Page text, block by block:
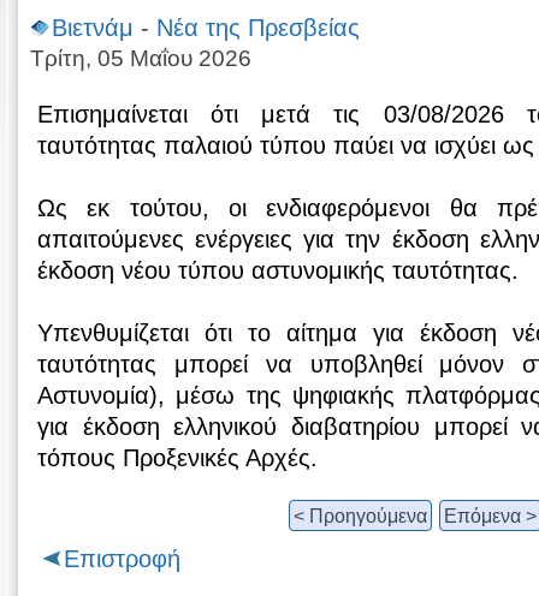
Βιετνάμ - Νέα της Πρεσβείας
Τρίτη, 05 Μαΐου 2026
Επισημαίνεται ότι μετά τις 03/08/2026
ταυτότητας παλαιού τύπου παύει να ισχύει ως
Ως εκ τούτου, οι ενδιαφερόμενοι θα
απαιτούμενες ενέργειες για την έκδοση
έκδοση νέου τύπου αστυνομικής ταυτότητας.
Υπενθυμίζεται ότι το αίτημα για έκδοση
ταυτότητας μπορεί να υποβληθεί μόνον
Αστυνομία), μέσω της ψηφιακής
για έκδοση ελληνικού διαβατηρίου μπορεί
τόπους Προξενικές Αρχές.
< Προηγούμενα Επόμενα >
Επιστροφή